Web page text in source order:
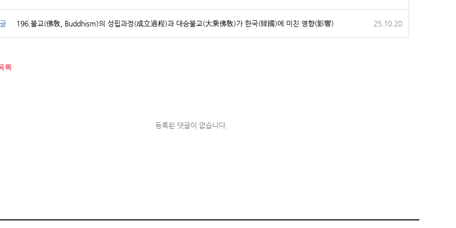
196.불교(佛敎, Buddhism)의 성립과정(成立過程)과 대승불교(大乘佛敎)가 한국(韓國)에 미친 영향(影響) 25.10.20
록
등록된 댓글이 없습니다.